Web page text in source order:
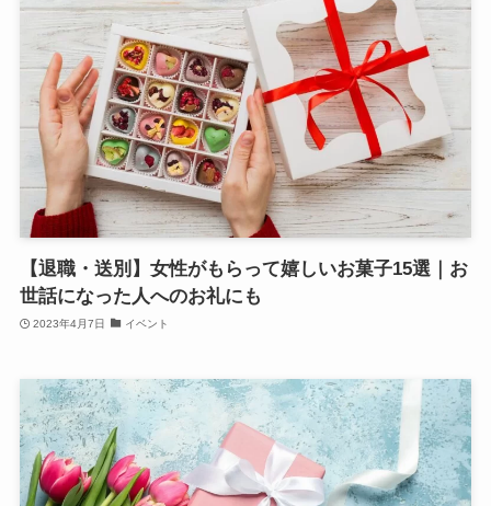
【退職・送別】女性がもらって嬉しいお菓子15選｜お
世話になった人へのお礼にも
2023年4月7日 イベント